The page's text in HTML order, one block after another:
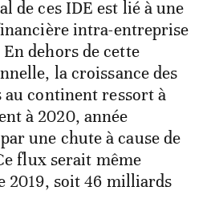
de ces IDE est lié à une
intra-entreprise
dehors de cette
la croissance des
au continent ressort à
à 2020, année
une chute à cause de
flux serait même
2019, soit 46 milliards